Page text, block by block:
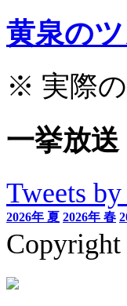
黄泉の
※ 実際
一挙放送
Tweets
2026年 夏 2026年 春